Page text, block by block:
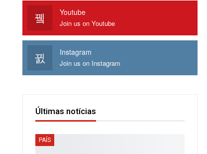
Youtube
Join us on Youtube
Instagram
Join us on Instagram
Últimas notícias
PAÍS